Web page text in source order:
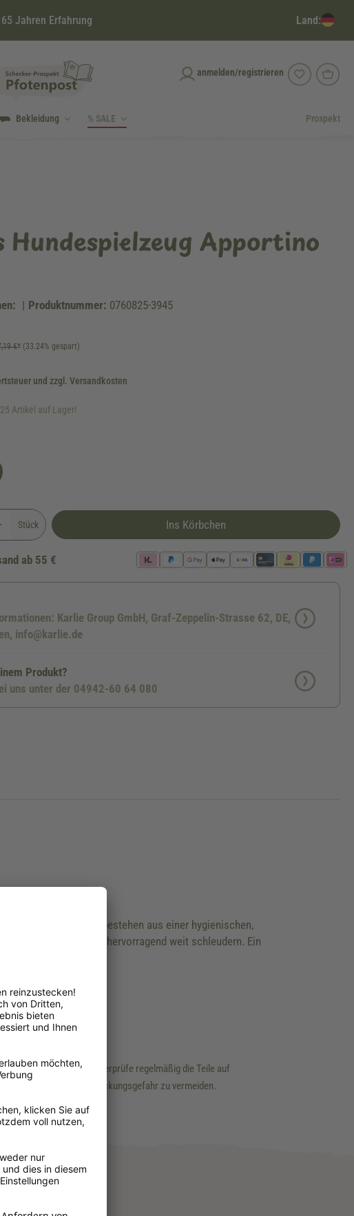
Jahren Erfahrung Land:
anmelden/registrieren
Bekleidung % SALE Prospekt
Hundespielzeug Apportino
| Produktnummer: 0760825-3945
€* (33.24% gespart)
und zzgl. Versandkosten
Artikel auf Lager!
Stück Ins Körbchen
ab 55 €
Karlie Group GmbH, Graf-Zeppelin-Strasse 62, DE,
info@karlie.de
Produkt?
uns unter der 04942-60 64 080
bestehen aus einer hygienischen,
und lassen sich hervorragend weit schleudern. Ein
spielen lassen. Überprüfe regelmäßig die Teile auf
Verletzungs- oder Erstickungsgefahr zu vermeiden.